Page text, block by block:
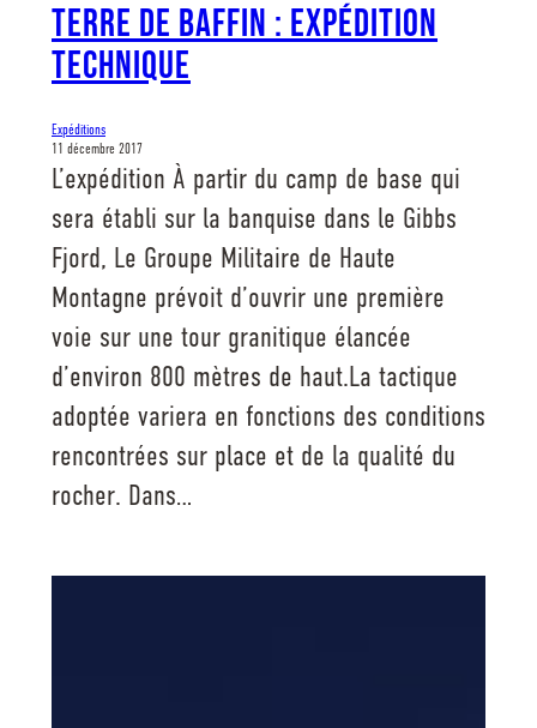
Terre de Baffin : Expédition
Technique
Expéditions
11 décembre 2017
L’expédition À partir du camp de base qui
sera établi sur la banquise dans le Gibbs
Fjord, Le Groupe Militaire de Haute
Montagne prévoit d’ouvrir une première
voie sur une tour granitique élancée
d’environ 800 mètres de haut.La tactique
adoptée variera en fonctions des conditions
rencontrées sur place et de la qualité du
rocher. Dans…